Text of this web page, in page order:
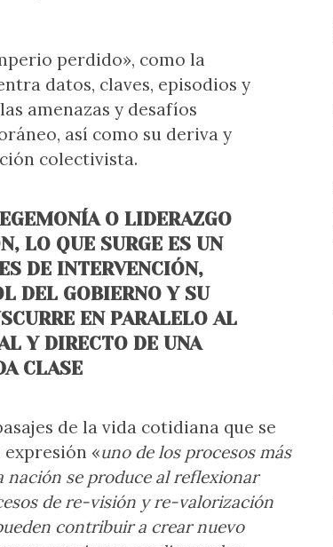
perdido», como la
datos, claves, episodios y
amenazas y desafíos
así como su deriva y
colectivista.
O LIDERAZGO
LO QUE SURGE ES UN
DE INTERVENCIÓN,
DEL GOBIERNO Y SU
EN PARALELO AL
Y DIRECTO DE UNA
CLASE
de la vida cotidiana que se
«uno de los procesos más
nación se produce al reflexionar
de re-visión y re-valorización
contribuir a crear nuevo